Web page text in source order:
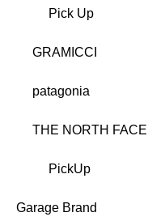
Pick Up
GRAMICCI
patagonia
THE NORTH FACE
PickUp
Garage Brand